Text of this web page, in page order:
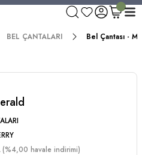
Kargo Bedava!
Shipping!
BEL ÇANTALARI Bel Çantası -
(%4,00 havale indirimi)